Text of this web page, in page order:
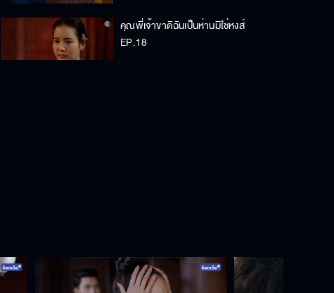
คุณพี่เจ้าขาดิฉันเป็นห่านมิใช่หงส์
EP.18
คุณพี่เจ้าขาดิฉันเป็นห่านมิใช่หงส์
EP.21